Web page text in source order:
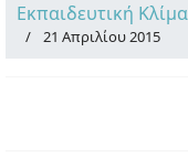
Εκπαιδευτική
21 Απριλίου 2015